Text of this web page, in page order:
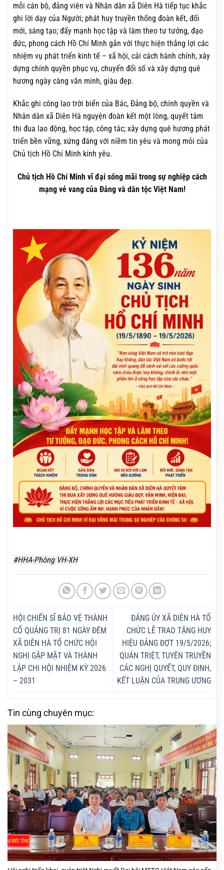
mỗi cán bộ, đảng viên và Nhân dân xã Diên Hà tiếp tục khắc
ghi lời dạy của Người; phát huy truyền thống đoàn kết, đổi
mới, sáng tạo; đẩy mạnh học tập và làm theo tư tưởng, đạo
đức, phong cách Hồ Chí Minh gắn với thực hiện thắng lợi các
nhiệm vụ phát triển kinh tế – xã hội, cải cách hành chính, xây
dựng chính quyền phục vụ, chuyển đổi số và xây dựng quê
hương ngày càng văn minh, giàu đẹp.
Khắc ghi công lao trời biển của Bác, Đảng bộ, chính quyền và
Nhân dân xã Diên Hà nguyện đoàn kết một lòng, quyết tâm
thi đua lao động, học tập, công tác; xây dựng quê hương phát
triển bền vững, xứng đáng với niềm tin yêu và mong mỏi của
Chủ tịch Hồ Chí Minh kính yêu.
Chủ tịch Hồ Chí Minh vĩ đại sống mãi trong sự nghiệp cách
mạng vẻ vang của Đảng và dân tộc Việt Nam!
#HHA-Phòng VH-XH
HỘI CHIẾN SĨ BẢO VỆ THÀNH
CỔ QUẢNG TRỊ 81 NGÀY ĐÊM
XÃ DIÊN HÀ TỔ CHỨC HỘI
NGHỊ GẶP MẶT VÀ THÀNH
LẬP CHI HỘI NHIỆM KỲ 2026
– 2031
ĐẢNG ỦY XÃ DIÊN HÀ TỔ
CHỨC LỄ TRAO TẶNG HUY
HIỆU ĐẢNG ĐỢT 19/5/2026;
QUÁN TRIỆT, TUYÊN TRUYỀN
CÁC NGHỊ QUYẾT, QUY ĐỊNH,
KẾT LUẬN CỦA TRUNG ƯƠNG
Tin cùng chuyên mục: